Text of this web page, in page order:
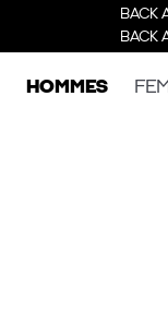
BACK
BACK
HOMMES